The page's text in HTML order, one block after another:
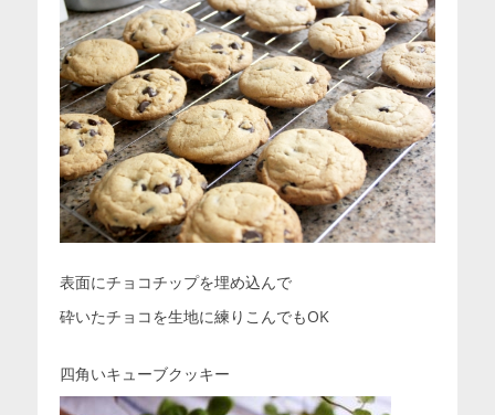
表面にチョコチップを埋め込んで
砕いたチョコを生地に練りこんでもOK
四角いキューブクッキー